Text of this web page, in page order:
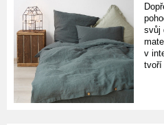
svůj
v
tvoří